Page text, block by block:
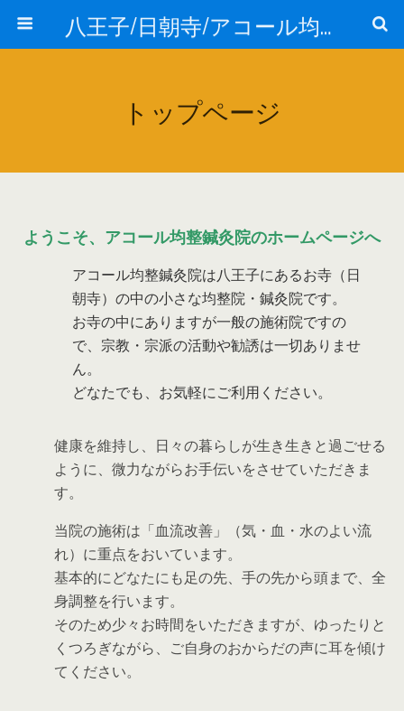
八王子/日朝寺/アコール均整鍼灸院
トップページ
ようこそ、アコール均整鍼灸院のホームページへ
アコール均整鍼灸院は八王子にあるお寺（日
朝寺）の中の小さな均整院・鍼灸院です。
お寺の中にありますが一般の施術院ですの
で、宗教・宗派の活動や勧誘は一切ありませ
ん。
どなたでも、お気軽にご利用ください。
健康を維持し、日々の暮らしが生き生きと過ごせる
ように、微力ながらお手伝いをさせていただきま
す。
当院の施術は「血流改善」（気・血・水のよい流
れ）に重点をおいています。
基本的にどなたにも足の先、手の先から頭まで、全
身調整を行います。
そのため少々お時間をいただきますが、ゆったりと
くつろぎながら、ご自身のおからだの声に耳を傾け
てください。